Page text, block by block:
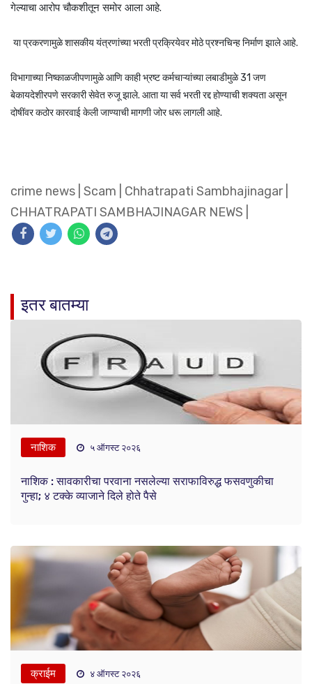
गेल्याचा आरोप चौकशीतून समोर आला आहे.
या प्रकरणामुळे शासकीय यंत्रणांच्या भरती प्रक्रियेवर मोठे प्रश्नचिन्ह निर्माण झाले आहे.
विभागाच्या निष्काळजीपणामुळे आणि काही भ्रष्ट कर्मचाऱ्यांच्या लबाडीमुळे 31 जण
बेकायदेशीरपणे सरकारी सेवेत रुजू झाले. आता या सर्व भरती रद्द होण्याची शक्यता असून
दोषींवर कठोर कारवाई केली जाण्याची मागणी जोर धरू लागली आहे.
crime news Scam Chhatrapati Sambhajinagar|
CHHATRAPATI SAMBHAJINAGAR NEWS
इतर बातम्या
नाशिक ५ ऑगस्ट २०२६
नाशिक : सावकारीचा परवाना नसलेल्या सराफाविरुद्ध फसवणुकीचा
गुन्हा; ४ टक्के व्याजाने दिले होते पैसे
क्राईम ४ ऑगस्ट २०२६